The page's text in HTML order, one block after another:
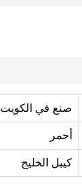
صنع في الكويت
أحمر
كيبل الخليج